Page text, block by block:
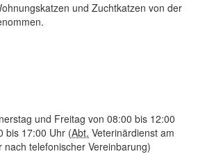
und Zuchtkatzen von der
und Freitag von 08:00 bis 12:00
bis 17:00 Uhr (Abt. Veterinärdienst am
nach telefonischer Vereinbarung)